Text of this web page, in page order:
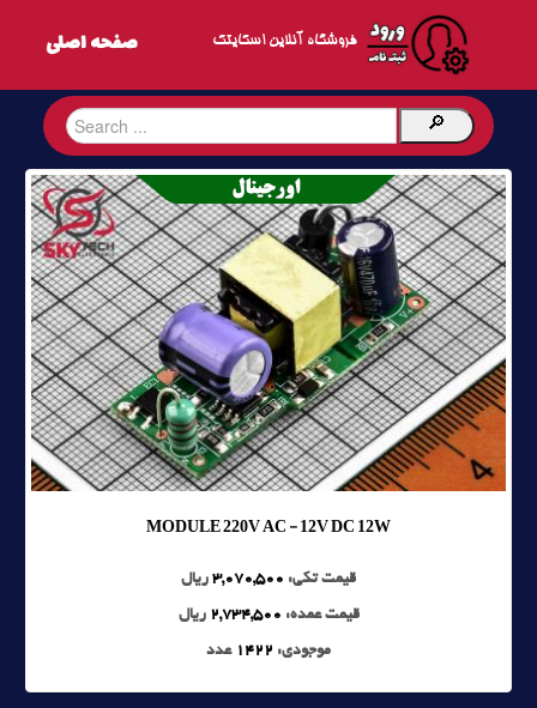
فروشگاه آنلاین اسکایتک
MODULE 220V AC - 12V DC 12W
قیمت تکی: 3,070,500 ریال
قیمت عمده: 2,734,500 ریال
موجودی: 1422 عدد